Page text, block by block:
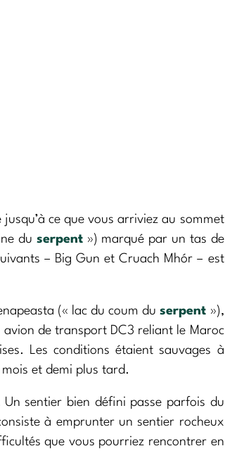
ce que vous arriviez au sommet
du serpent») marqué par un tas de
– Big Gun et Cruach Mhór – est
(« lac du coum duserpent »),
avion de transport DC3 reliant le Maroc
Les conditions étaient sauvages à
mois et demi plus tard.
sentier bien défini passe parfois du
à emprunter un sentier rocheux
que vous pourriez rencontrer en